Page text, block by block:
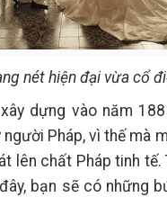
nét hiện đại vừa cổ
dựng vào năm
Pháp, vì thế mà
lên chất Pháp tinh tế.
bạn sẽ có những